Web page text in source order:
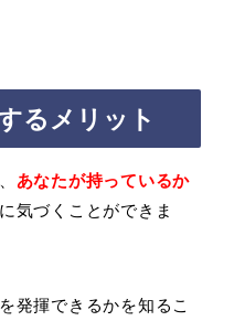
るメリット
あなたが持っているか
に気づくことができま
発揮できるかを知るこ